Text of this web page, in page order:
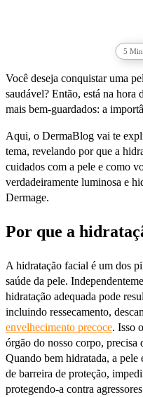
5
Você deseja conquistar uma
saudável? Então, está na hora
mais bem-guardados: a
Aqui, o DermaBlog vai te
tema, revelando por que a
cuidados com a pele e como
verdadeiramente luminosa e
Dermage.
Por que a
A hidratação facial é um dos
saúde da pele.
hidratação adequada pode
incluindo ressecamento,
envelhecimento precoce. Isso
órgão do nosso corpo, precisa
Quando bem hidratada, a pele
de barreira de proteção,
protegendo-a contra